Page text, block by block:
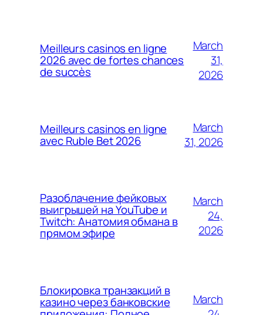
Meilleurs casinos en ligne
2026 avec de fortes chances
de succès
March
31,
2026
Meilleurs casinos en ligne
avec Ruble Bet 2026
March
31, 2026
Разоблачение фейковых
выигрышей на YouTube и
Twitch: Анатомия обмана в
прямом эфире
March
24,
2026
Блокировка транзакций в
казино через банковские
March